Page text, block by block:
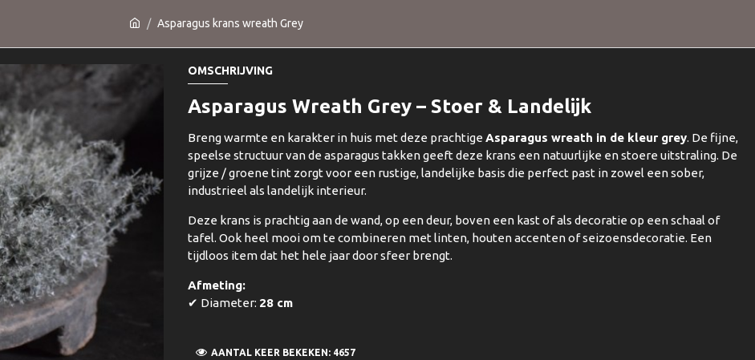
Asparagus krans wreath Grey
OMSCHRIJVING
Asparagus Wreath Grey – Stoer & Landelijk
Breng warmte en karakter in huis met deze prachtige Asparagus wreath in de kleur grey. De fijne,
speelse structuur van de asparagus takken geeft deze krans een natuurlijke en stoere uitstraling. De
grijze / groene tint zorgt voor een rustige, landelijke basis die perfect past in zowel een sober,
industrieel als landelijk interieur.
Deze krans is prachtig aan de wand, op een deur, boven een kast of als decoratie op een schaal of
tafel. Ook heel mooi om te combineren met linten, houten accenten of seizoensdecoratie. Een
tijdloos item dat het hele jaar door sfeer brengt.
Afmeting:
✔ Diameter: 28 cm
AANTAL KEER BEKEKEN: 4657